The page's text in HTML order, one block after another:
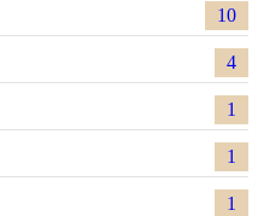
10
4
1
1
1